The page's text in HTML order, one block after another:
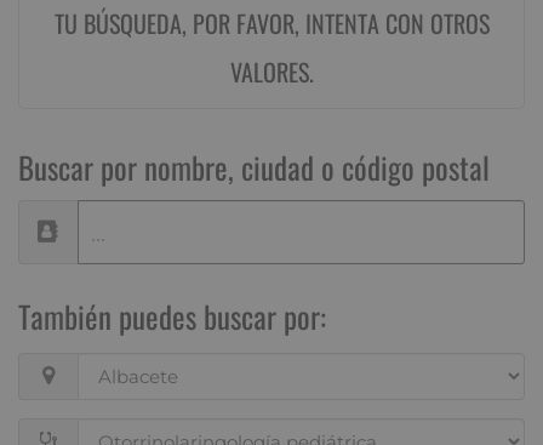
TU BÚSQUEDA, POR FAVOR, INTENTA CON OTROS
VALORES.
Buscar por nombre, ciudad o código postal
También puedes buscar por: